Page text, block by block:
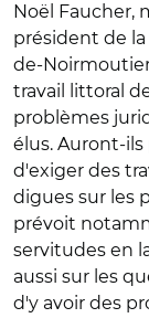
Noël Faucher,
président de
de-
travail littoral
problèmes
élus. Auront-
d'exiger des
digues sur les
prévoit
servitudes en
aussi sur les
d'y avoir des